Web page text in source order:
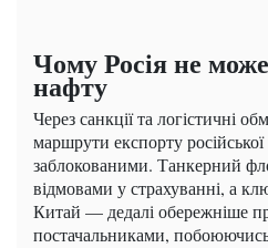
Чому Росія не
нафту
Через санкції та логістичні
маршрути експорту
заблокованими. Танкерний
відмовами у страхуванні, а
Китай — дедалі обережніше
постачальниками,